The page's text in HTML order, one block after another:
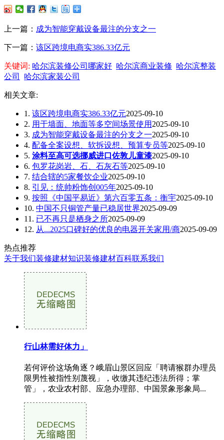
上一篇： 成为智能穿戴设备最注的分支之一
下一篇： 该区跨境电商实386.33亿元
关键词: 哈尔滨装修公司哪家好 哈尔滨商业装修 哈尔滨整装
公司
哈尔滨家装公司
相关文章:
1. 该区跨境电商实386.33亿元2025-09-10
2. 用于墙面、地面等多空间场景使用 2025-09-10
3. 成为智能穿戴设备最注的分支之一2025-09-10
4. 配备全案设想、软拆设想、预算专员等2025-09-10
5. 涂料至高可选挪威进口佐敦儿童漆2025-09-10
6. 包罗花岗岩、石、石灰石等2025-09-10
7. 结合辖的5家餐饮企业2025-09-10
8. 引见：统帅粉饰创005年2025-09-10
9. 按照《中国平易近》第六百零五条：衡宇2025-09-10
10. 中国不只铜管产量已稳居世界2025-09-09
11. 已不再只是栖身之所2025-09-09
12. 从...2025口碑好的优良的电器开关家用/商2025-09-09
热点推荐
关于我们装修建材知识装修建材百科联系我们
行山林需好体力」
若何评价这场角逐？峨眉山景区回应「聘请猴群办理员
限男性被指性别蔑视」，收缴其违纪违法所得；掌
管」，农业农村部、应急办理部、中国景象形象局...